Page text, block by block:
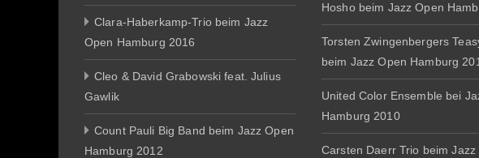
Clara-Haberkamp-Trio beim Jazz
Open Hamburg 2016
Cleo & David Grabowski feat. Julius
Gawlik
Count Pauli Big Band beim Jazz Open
Hamburg 2012
Hosho beim Jazz Open
Torsten Zwingenbergers
beim Jazz Open Hamburg
United Color Ensemble bei
Hamburg 2010
Carsten Daerr Trio beim Jazz